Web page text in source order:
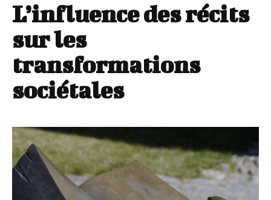
L’influence des récits
sur les
transformations
sociétales